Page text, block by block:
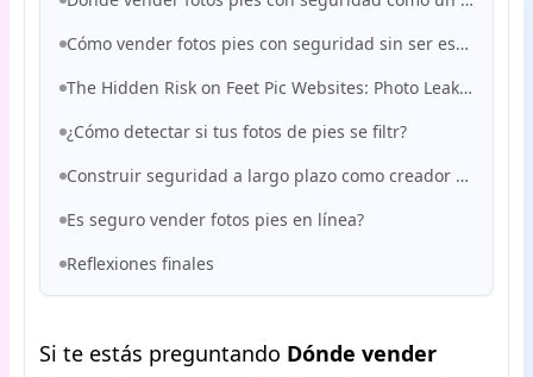
Cómo vender fotos pies con seguridad sin ser estaf?
The Hidden Risk on Feet Pic Websites: Photo Leaks (en inglés)
¿Cómo detectar si tus fotos de pies se filtr?
Construir seguridad a largo plazo como creador de pies
Es seguro vender fotos pies en línea?
Reflexiones finales
Si te estás preguntando Dónde vender